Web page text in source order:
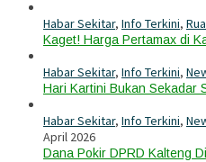
Habar Sekitar, Info Terkini,
Kaget! Harga Pertamax di
Habar Sekitar, Info Terkini,
Hari Kartini Bukan Sekadar
Habar Sekitar, Info Terkini,
April 2026
Dana Pokir DPRD Kalteng